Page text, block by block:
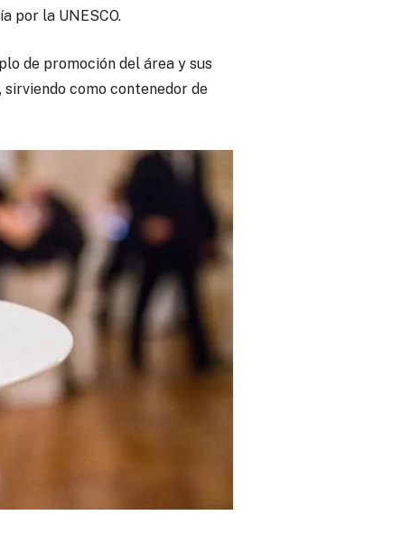
por la UNESCO.
de promoción del área y sus
como contenedor de